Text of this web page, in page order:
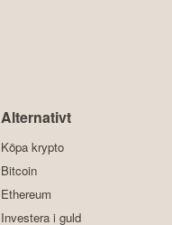
Alternativt
Köpa krypto
Bitcoin
Ethereum
Investera i guld